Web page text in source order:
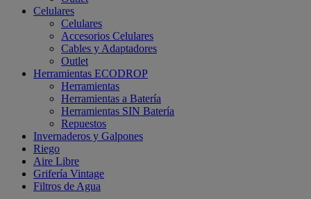
Celulares
Celulares
Accesorios Celulares
Cables y Adaptadores
Outlet
Herramientas ECODROP
Herramientas
Herramientas a Batería
Herramientas SIN Batería
Repuestos
Invernaderos y Galpones
Riego
Aire Libre
Grifería Vintage
Filtros de Agua